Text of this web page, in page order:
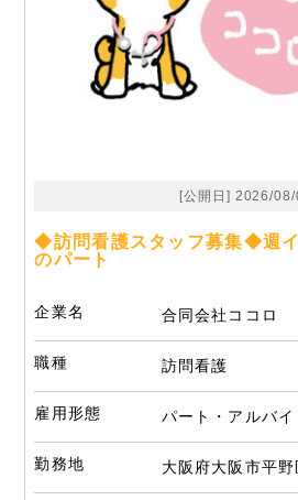
[公開日] 2026/08/
◆訪問看護スタッフ募集◆週
のパート
企業名 合同会社ココロ
職種 訪問看護
雇用形態 パート・アルバイ
勤務地 大阪府大阪市平野